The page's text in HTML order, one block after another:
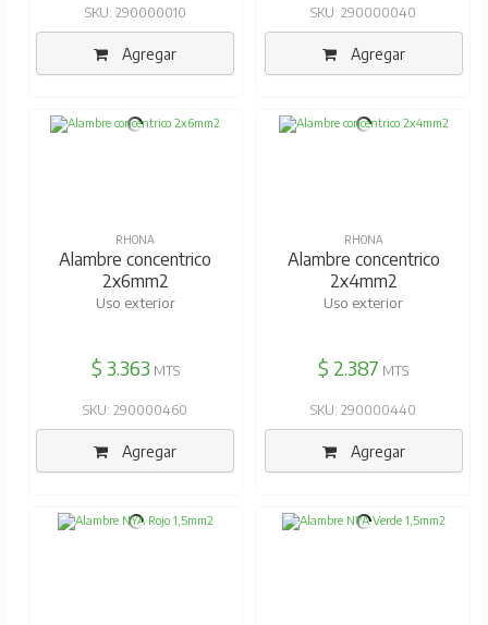
SKU: 290000010
Agregar
SKU: 290000040
Agregar
RHONA
Alambre concentrico
2x6mm2
Uso exterior
$ 3.363 MTS
SKU: 290000460
Agregar
RHONA
Alambre concentrico
2x4mm2
Uso exterior
$ 2.387 MTS
SKU: 290000440
Agregar